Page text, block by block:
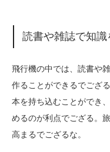
読書や雑誌で知識
飛行機の中では、読書や
作ることができるでござ
本を持ち込むことができ
めるのが利点でござる。
高まるでござるな。